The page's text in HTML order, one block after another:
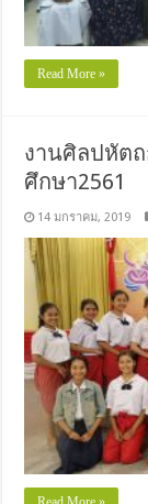
Read More »
งานศิลปหัต
ศึกษา2561
14 มกราคม, 2019